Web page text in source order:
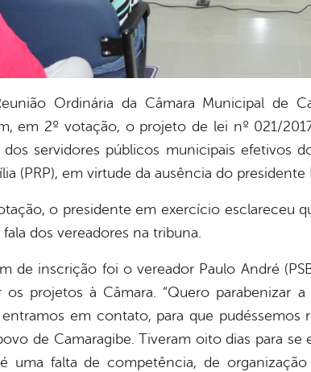
Ordinária da Câmara Municipal de
em 2º votação, o projeto de lei nº 021/
servidores públicos municipais efetivos
(PRP), em virtude da ausência do
o presidente em exercício esclareceu
dos vereadores na tribuna.
de inscrição foi o vereador Paulo André
os projetos à Câmara. “Quero parabenizar
em contato, para que
de Camaragibe. Tiveram oito dias para
uma falta de competência, de